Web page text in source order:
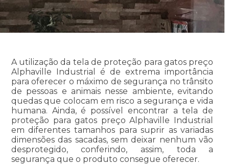
A utilização da tela de proteção para gatos preço
Alphaville Industrial é de extrema importância
para oferecer o máximo de segurança no trânsito
de pessoas e animais nesse ambiente, evitando
quedas que colocam em risco a segurança e vida
humana. Ainda, é possível encontrar a tela de
proteção para gatos preço Alphaville Industrial
em diferentes tamanhos para suprir as variadas
dimensões das sacadas, sem deixar nenhum vão
desprotegido, conferindo, assim, toda a
segurança que o produto consegue oferecer.